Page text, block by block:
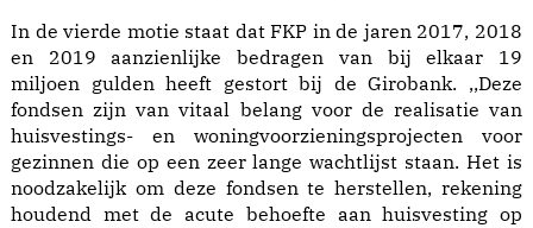
In de vierde motie staat dat FKP in de jaren 2017, 2018
en 2019 aanzienlijke bedragen van bij elkaar 19
miljoen gulden heeft gestort bij de Girobank. ,,Deze
fondsen zijn van vitaal belang voor de realisatie van
huisvestings- en woningvoorzieningsprojecten voor
gezinnen die op een zeer lange wachtlijst staan. Het is
noodzakelijk om deze fondsen te herstellen, rekening
houdend met de acute behoefte aan huisvesting op